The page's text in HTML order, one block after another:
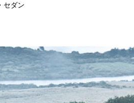
セダン